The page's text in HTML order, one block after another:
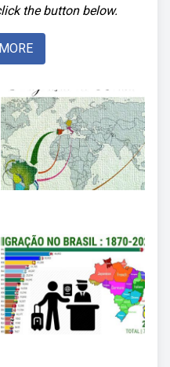
the button below.